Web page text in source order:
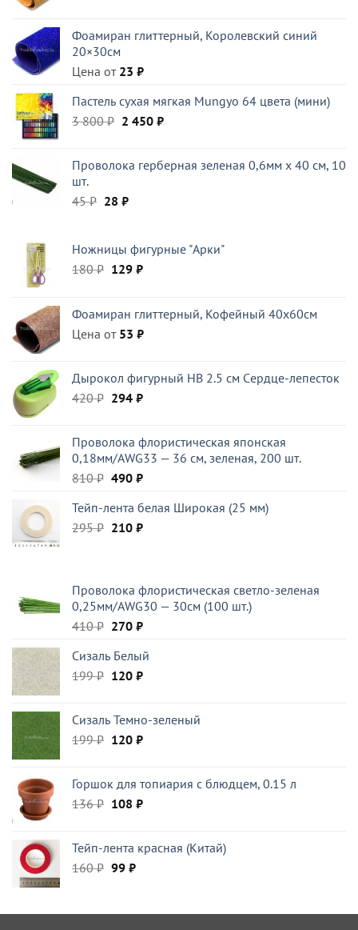
Фоамиран глиттерный, Королевский синий
20×30см
Цена от 23 ₽
Пастель сухая мягкая Mungyo 64 цвета (мини)
3 800₽ Первоначальная
3
2 450 ₽Текущая
450 ₽.
Проволока герберная зеленая 0,6мм x 40 см, 10
шт.
45₽ Первоначальная
45 ₽.
28 ₽Текущая
Ножницы фигурные "Арки"
180₽ Первоначальная
180 ₽.
129 ₽Текущая
Фоамиран глиттерный, Кофейный 40x60см
Цена от 53 ₽
Дырокол фигурный HB 2.5 см Cердце-лепесток
420₽ Первоначальная
420 ₽.
294 ₽Текущая
Проволока флористическая японская
0,18мм/AWG33 — 36 см, зеленая, 200 шт.
810₽ Первоначальная
составляла
810 ₽.
490 ₽Текущая
490 ₽.
Тейп-лента белая Широкая (25 мм)
295₽ Первоначальная
210 ₽Текущая
Проволока флористическая светло-зеленая
0,25мм/AWG30 — 30см (100 шт.)
410₽ Первоначальная
составляла
410 ₽.
270 ₽Текущая
270 ₽.
Сизаль Белый
199₽ Первоначальная
199 ₽.
120 ₽Текущая
Сизаль Темно-зеленый
199₽ Первоначальная
199 ₽.
120 ₽Текущая
Горшок для топиария с блюдцем, 0.15 л
136₽ Первоначальная
136 ₽.
108 ₽Текущая
Тейп-лента красная (Китай)
160₽ Первоначальная
160 ₽.
99 ₽Текущая